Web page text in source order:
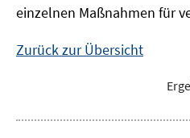
einzelnen Maßnahmen für
Zurück zur Übersicht